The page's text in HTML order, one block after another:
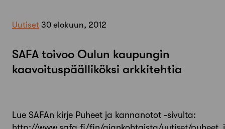
Uutiset 30 elokuun, 2012
SAFA toivoo Oulun kaupungin
kaavoituspäälliköksi arkkitehtia
Lue SAFAn kirje Puheet ja kannanotot -sivulta: